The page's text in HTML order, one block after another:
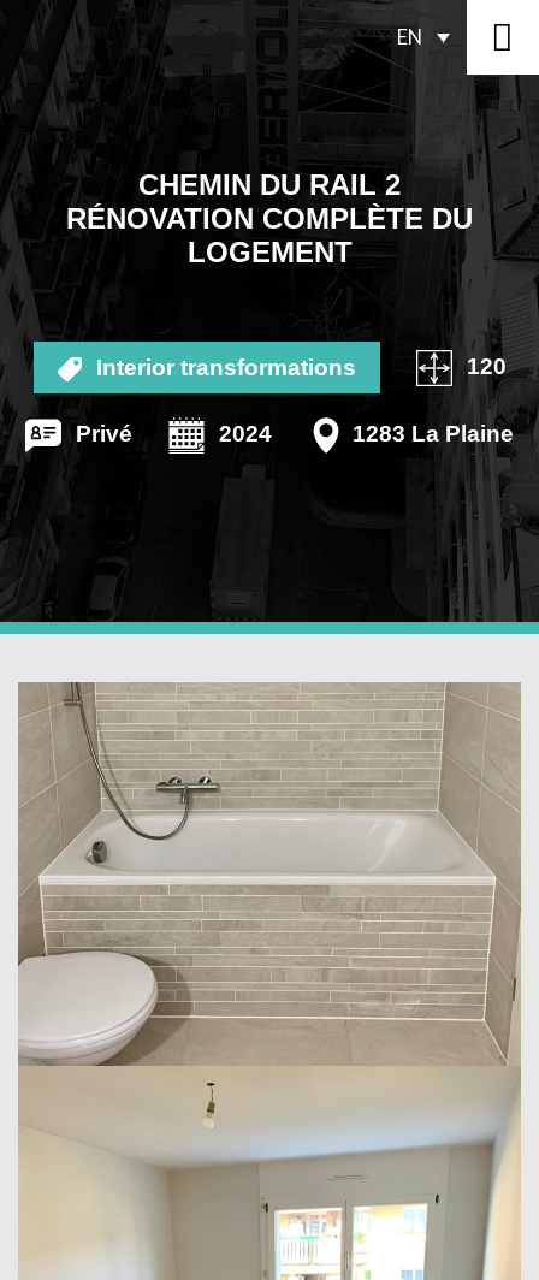
EN
CHEMIN DU RAIL 2
RÉNOVATION COMPLÈTE DU
LOGEMENT
Interior transformations 120
Privé 2024 1283 La Plaine